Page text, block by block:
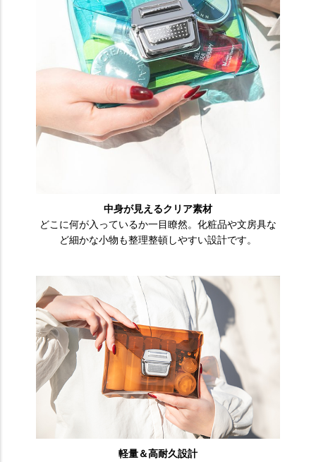
中身が見えるクリア素材
どこに何が入っているか一目瞭然。化粧品や文房具な
ど細かな小物も整理整頓しやすい設計です。
軽量＆高耐久設計